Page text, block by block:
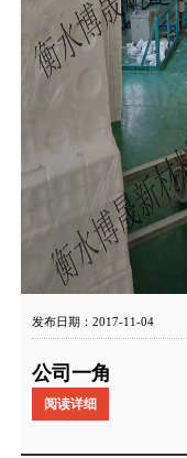
发布日期：2017-11-04
公司一角
阅读详细